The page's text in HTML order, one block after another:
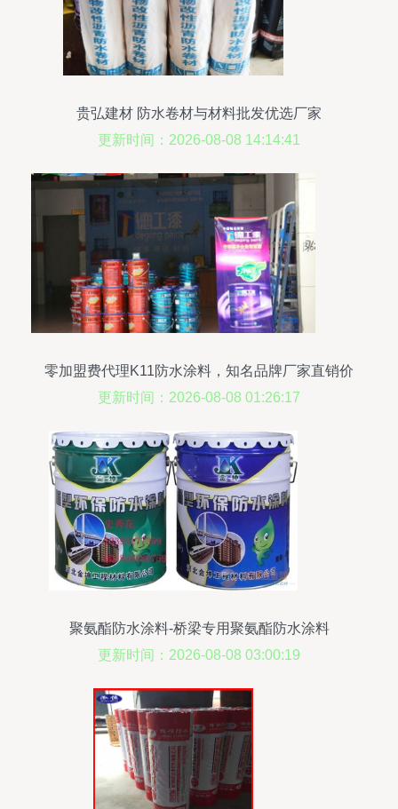
贵弘建材 防水卷材与材料批发优选厂家
更新时间：2026-08-08 14:14:41
零加盟费代理K11防水涂料，知名品牌厂家直销价
格揭秘
更新时间：2026-08-08 01:26:17
聚氨酯防水涂料-桥梁专用聚氨酯防水涂料
更新时间：2026-08-08 03:00:19